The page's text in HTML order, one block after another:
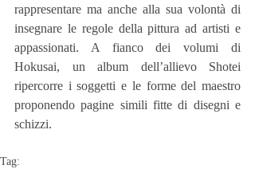
rappresentare ma anche alla sua volontà di
insegnare le regole della pittura ad artisti e
appassionati. A fianco dei volumi di
Hokusai, un album dell’allievo Shotei
ripercorre i soggetti e le forme del maestro
proponendo pagine simili fitte di disegni e
schizzi.
Tag: